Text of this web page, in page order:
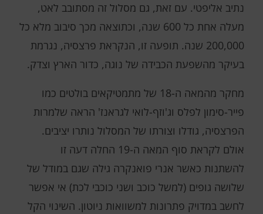
נתיב אליפטי. עם זאת, גם מסלול זה מסתובב לאט,
מעלה אחת כל 600 שנה, וכתוצאה מכך סיבוב מלא כל
200,000 שנה. תופעה זו, הנקראת פרצסיה, נגרמת
בעיקר מהשפעת הכבידה של נוגה, כדור הארץ וצדק.
מחקר מהמאה ה-18 של מתמטיקאים בולטים כמו
פייר-סימון לפלס וג'וזף-לואי לגראנז' הראה שלמרות
הפרצסיה, גודלו וצורתו של המסלול נותרו יציבים.
אולם לקראת סוף המאה ה-19 החלה דעה זו
להשתנות כאשר אנרי פואנקרה גילה שגם במודל של
שלושה גופים (למשל כוכב ושני כוכבי לכת) אי אפשר
לחשב במדויק פתרונות למשוואות ניוטון. השינוי הקל